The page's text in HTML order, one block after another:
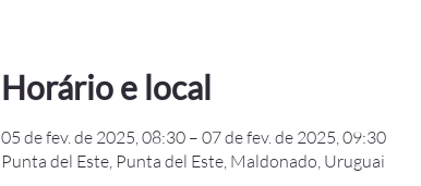
Horário e local
05 de fev. de 2025, 08:30 – 07 de fev. de 2025, 09:30
Punta del Este, Punta del Este, Maldonado, Uruguai